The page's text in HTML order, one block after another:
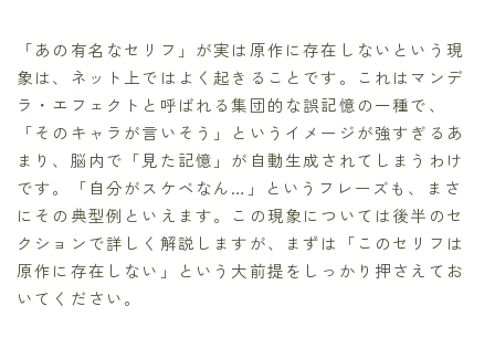
「あの有名なセリフ」が実は原作に存在しないという現
象は、ネット上ではよく起きることです。これはマンデ
ラ・エフェクトと呼ばれる集団的な誤記憶の一種で、
「そのキャラが言いそう」というイメージが強すぎるあ
まり、脳内で「見た記憶」が自動生成されてしまうわけ
です。「自分がスケベなん…」というフレーズも、まさ
にその典型例といえます。この現象については後半のセ
クションで詳しく解説しますが、まずは「このセリフは
原作に存在しない」という大前提をしっかり押さえてお
いてください。